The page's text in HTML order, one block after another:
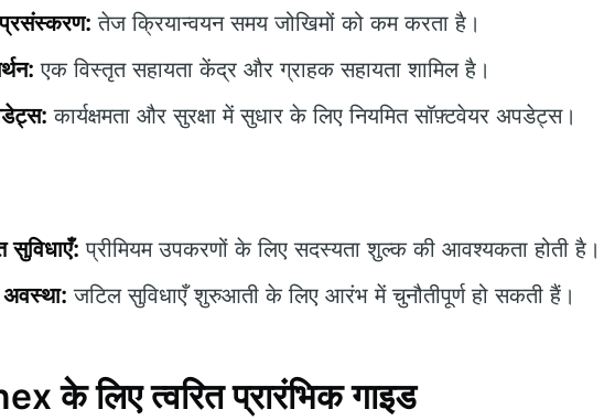
तेज क्रियान्वयन समय जोखिमों को कम करता है।
एक विस्तृत सहायता केंद्र और ग्राहक सहायता शामिल है।
कार्यक्षमता और सुरक्षा में सुधार के लिए नियमित सॉफ़्टवेयर अपडेट्स।
सुविधाएँ: प्रीमियम उपकरणों के लिए सदस्यता शुल्क की आवश्यकता होती है।
जटिल सुविधाएँ शुरुआती के लिए आरंभ में चुनौतीपूर्ण हो सकती हैं।
के लिए त्वरित प्रारंभिक गाइड